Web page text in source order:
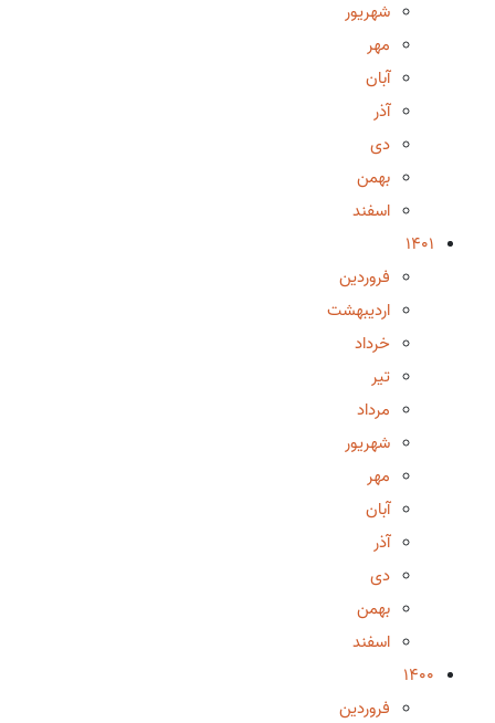
شهریور
مهر
آبان
آذر
دی
بهمن
اسفند
1401
فروردین
اردیبهشت
خرداد
تیر
مرداد
شهریور
مهر
آبان
آذر
دی
بهمن
اسفند
1400
فروردین